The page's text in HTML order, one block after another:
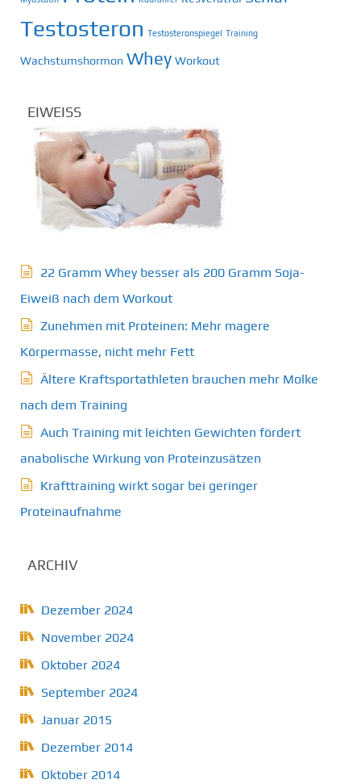
Testosteron Testosteronspiegel Training
Wachstumshormon Whey Workout
EIWEISS
22 Gramm Whey besser als 200 Gramm Soja-
Eiweiß nach dem Workout
Zunehmen mit Proteinen: Mehr magere
Körpermasse, nicht mehr Fett
Ältere Kraftsportathleten brauchen mehr Molke
nach dem Training
Auch Training mit leichten Gewichten fördert
anabolische Wirkung von Proteinzusätzen
Krafttraining wirkt sogar bei geringer
Proteinaufnahme
ARCHIV
Dezember 2024
November 2024
Oktober 2024
September 2024
Januar 2015
Dezember 2014
Oktober 2014